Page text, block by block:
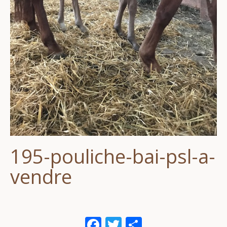
195-pouliche-bai-psl-a-
vendre